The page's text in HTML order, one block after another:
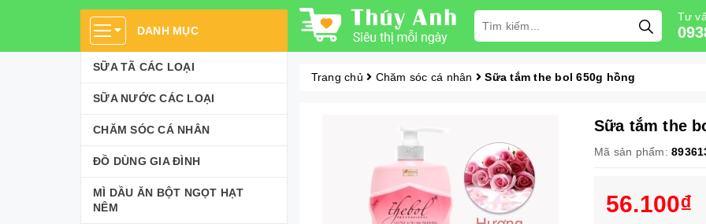
DANH MỤC
SỮA TÃ CÁC LOẠI
SỮA NƯỚC CÁC LOẠI
CHĂM SÓC CÁ NHÂN
ĐỒ DÙNG GIA ĐÌNH
MÌ DẦU ĂN BỘT NGỌT HẠT
NÊM
Tư
Trang chủ Chăm sóc cá nhân Sữa tắm the bol 650g hồng
Sữa tắm the
Mã sản phẩm:
56.100₫